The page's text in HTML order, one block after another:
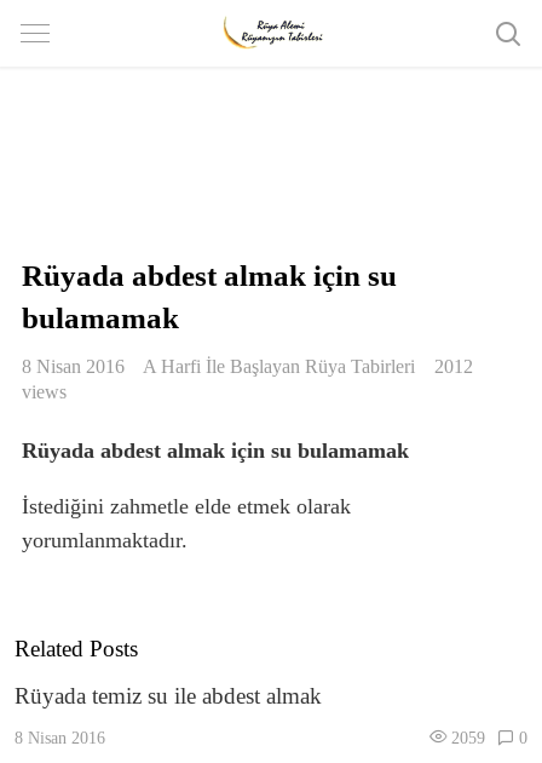
Rüyada abdest almak için su
bulamamak
8 Nisan 2016 A Harfi İle Başlayan Rüya Tabirleri
2012
views
Rüyada abdest almak için su bulamamak
İstediğini zahmetle elde etmek olarak
yorumlanmaktadır.
Related Posts
Rüyada temiz su ile abdest almak
8 Nisan 2016 2059 0